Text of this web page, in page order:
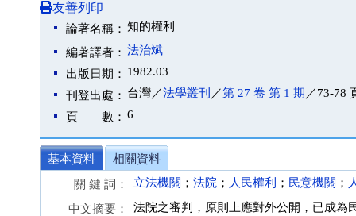
友善列印
論著名稱： 知的權利
編著譯者： 法治斌
出版日期： 1982.03
刊登出處： 台灣／法學叢刊 ／第 27 卷 第 1 期 ／73-78
頁 數： 6
基本資料
相關資料
關 鍵 詞：
立法機關 ； 法院 ； 人民權利 ； 民意機關 ；
中文摘要：
法院之審判，原則上應對外公開，已成為